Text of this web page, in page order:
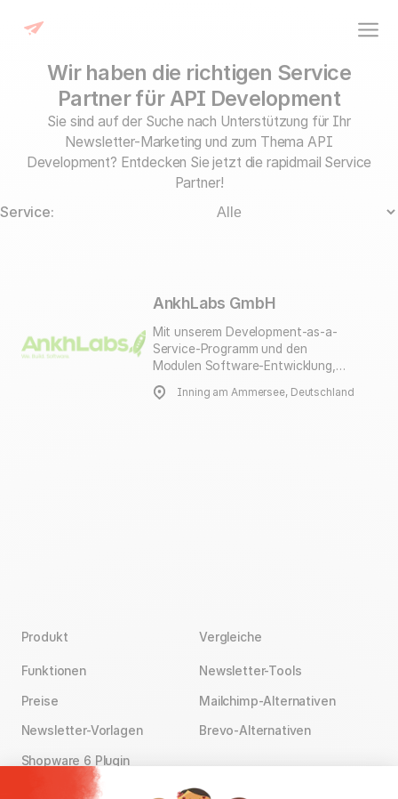
Wir haben die richtigen Service
Partner für API Development
Sie sind auf der Suche nach Unterstützung für Ihr
Newsletter-Marketing und zum Thema API
Development? Entdecken Sie jetzt die rapidmail Service
Partner!
Service:
AnkhLabs GmbH
Mit unserem Development-as-a-
Service-Programm und den
Modulen Software-Entwicklung,
Hosting und Assistance Plus geben
wir Euch den nötigen Schub für
Inning am Ammersee, Deutschland
Produkt
Funktionen
Preise
Newsletter-Vorlagen
Shopware 6 Plugin
Kostenloser Support
Vergleiche
Newsletter-Tools
Mailchimp-Alternativen
Brevo-Alternativen